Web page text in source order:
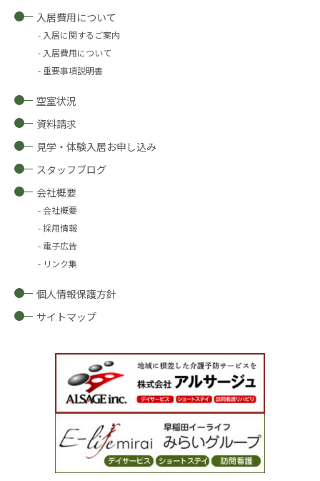
入居費用について
入居に関するご案内
入居費用について
重要事項説明書
空室状況
資料請求
見学・体験入居お申し込み
スタッフブログ
会社概要
会社概要
採用情報
電子広告
リンク集
個人情報保護方針
サイトマップ